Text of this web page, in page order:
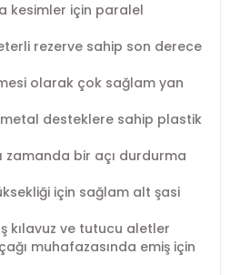
kesimler için paralel
rezerve sahip son derece
olarak çok sağlam yan
desteklere sahip plastik
zamanda bir açı durdurma
için sağlam alt şasi
kılavuz ve tutucu aletler
muhafazasında emiş için